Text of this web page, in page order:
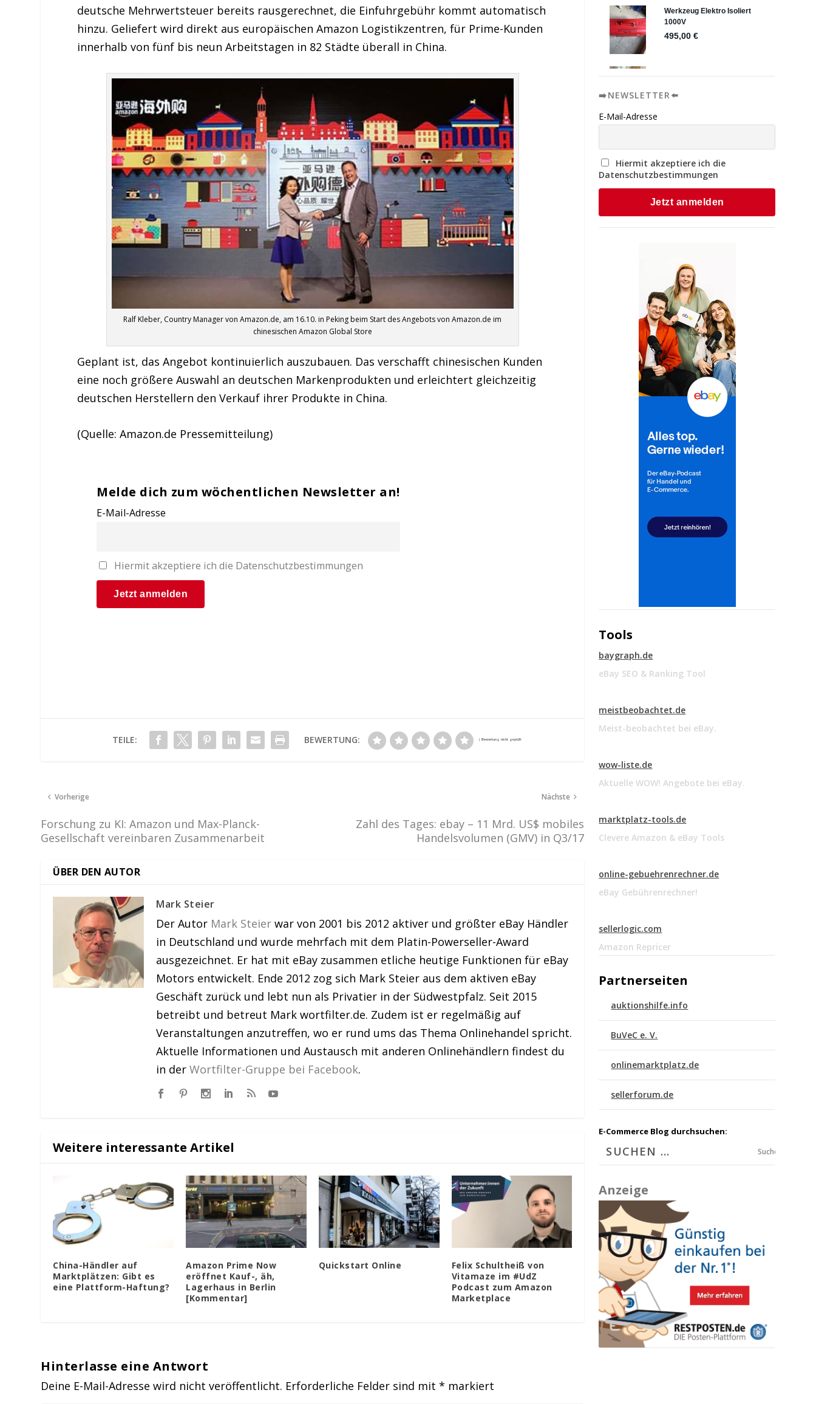
deutsche Mehrwertsteuer bereits rausgerechnet, die Einfuhrgebühr kommt automatisch
hinzu. Geliefert wird direkt aus europäischen Amazon Logistikzentren, für Prime-Kunden
innerhalb von fünf bis neun Arbeitstagen in 82 Städte überall in China.
Ralf Kleber, Country Manager von Amazon.de, am 16.10. in Peking beim Start des Angebots von Amazon.de im
chinesischen Amazon Global Store
Geplant ist, das Angebot kontinuierlich auszubauen. Das verschafft chinesischen Kunden
eine noch größere Auswahl an deutschen Markenprodukten und erleichtert gleichzeitig
deutschen Herstellern den Verkauf ihrer Produkte in China.
(Quelle: Amazon.de Pressemitteilung)
Melde dich zum wöchentlichen Newsletter an!
E-Mail-Adresse
Hiermit akzeptiere ich die Datenschutzbestimmungen
TEILE: BEWERTUNG:
Vorherige
Forschung zu KI: Amazon und Max-Planck-
Gesellschaft vereinbaren Zusammenarbeit
Nächste
Zahl des Tages: ebay – 11 Mrd. US$ mobiles
Handelsvolumen (GMV) in Q3/17
ÜBER DEN AUTOR
Mark Steier
Der Autor Mark Steier war von 2001 bis 2012 aktiver und größter eBay Händler
in Deutschland und wurde mehrfach mit dem Platin-Powerseller-Award
ausgezeichnet. Er hat mit eBay zusammen etliche heutige Funktionen für eBay
Motors entwickelt. Ende 2012 zog sich Mark Steier aus dem aktiven eBay
Geschäft zurück und lebt nun als Privatier in der Südwestpfalz. Seit 2015
betreibt und betreut Mark wortfilter.de. Zudem ist er regelmäßig auf
Veranstaltungen anzutreffen, wo er rund ums das Thema Onlinehandel spricht.
Aktuelle Informationen und Austausch mit anderen Onlinehändlern findest du
in derWortfilter-Gruppe bei Facebook.
Weitere interessante Artikel
China-Händler auf
Marktplätzen: Gibt es
eine Plattform-Haftung?
Amazon Prime Now
eröffnet Kauf-, äh,
Lagerhaus in Berlin
[Kommentar]
Quickstart Online
Felix Schultheiß von
Vitamaze im #UdZ
Podcast zum Amazon
Marketplace
Hinterlasse eine Antwort
Deine E-Mail-Adresse wird nicht veröffentlicht. Erforderliche Felder sind mit* markiert
➡️NEWSLETTER⬅️
E-Mail-Adresse
Hiermit akzeptiere ich die
Datenschutzbestimmungen
Tools
baygraph.de
eBay SEO & Ranking Tool
meistbeobachtet.de
Meist-beobachtet bei eBay.
wow-liste.de
Aktuelle WOW! Angebote bei eBay.
marktplatz-tools.de
Clevere Amazon & eBay Tools
online-gebuehrenrechner.de
eBay Gebührenrechner!
sellerlogic.com
Amazon Repricer
Partnerseiten
auktionshilfe.info
BuVeC e. V.
onlinemarktplatz.de
sellerforum.de
E-Commerce Blog durchsuchen:
Suchen
Anzeige